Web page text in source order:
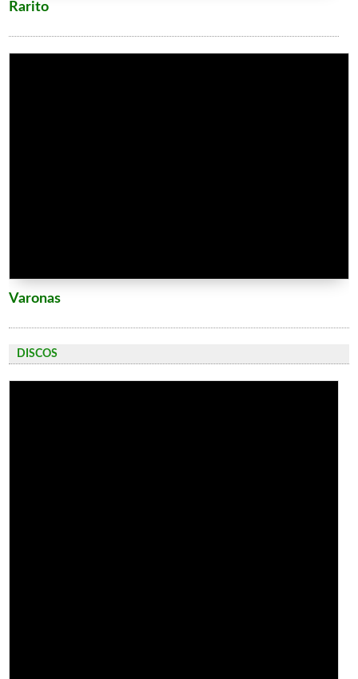
Rarito
Varonas
DISCOS